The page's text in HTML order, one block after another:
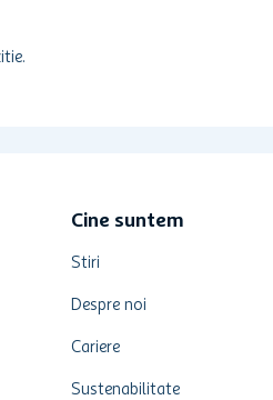
Cine suntem
Stiri
Despre noi
Cariere
Sustenabilitate